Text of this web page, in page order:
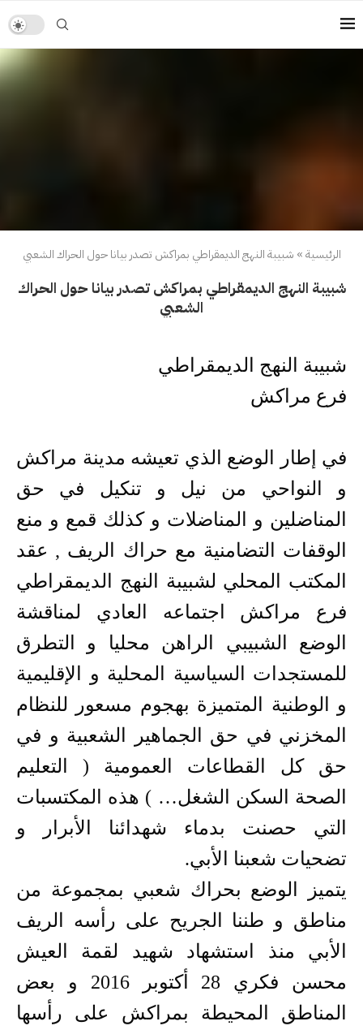
الرئيسية» شبيبة النهج الديمقراطي بمراكش تصدر بيانا حول الحراك الشعبي
شبيبة النهج الديمقراطي بمراكش تصدر بيانا حول الحراك
الشعبي
شبيبة النهج الديمقراطي
فرع مراكش
في إطار الوضع الذي تعيشه مدينة مراكش
و النواحي من نيل و تنكيل في حق
المناضلين و المناضلات و كذلك قمع و منع
الوقفات التضامنية مع حراك الريف , عقد
المكتب المحلي لشبيبة النهج الديمقراطي
فرع مراكش اجتماعه العادي لمناقشة
الوضع الشبيبي الراهن محليا و التطرق
للمستجدات السياسية المحلية و الإقليمية
و الوطنية المتميزة بهجوم مسعور للنظام
المخزني في حق الجماهير الشعبية و في
حق كل القطاعات العمومية ( التعليم
الصحة السكن الشغل… ) هذه المكتسبات
التي حصنت بدماء شهدائنا الأبرار و
تضحيات شعبنا الأبي.
يتميز الوضع بحراك شعبي بمجموعة من
مناطق و طننا الجريح على رأسه الريف
الأبي منذ استشهاد شهيد لقمة العيش
محسن فكري 28 أكتوبر 2016 و بعض
المناطق المحيطة بمراكش على رأسها